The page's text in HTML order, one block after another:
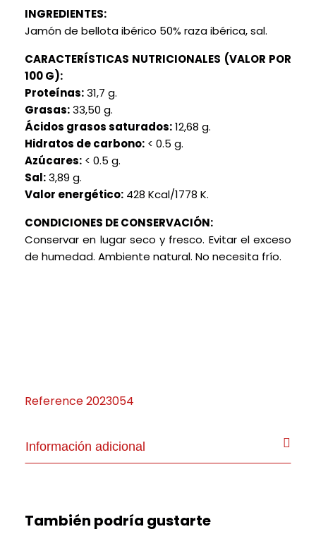
INGREDIENTES:
Jamón de bellota ibérico 50% raza ibérica, sal.
CARACTERÍSTICAS NUTRICIONALES (VALOR POR
100 G):
Proteínas:31,7 g.
Grasas:33,50 g.
Ácidos grasos saturados:12,68 g.
Hidratos de carbono: < 0.5 g.
Azúcares: < 0.5 g.
Sal:3,89 g.
Valor energético: 428 Kcal/1778 K.
CONDICIONES DE CONSERVACIÓN:
Conservar en lugar seco y fresco. Evitar el exceso
de humedad. Ambiente natural. No necesita frío.
Reference2023054
Información adicional
También podría gustarte